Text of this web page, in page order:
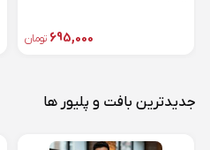
695,000 تومان
جدیدترین بافت و پلیور ها